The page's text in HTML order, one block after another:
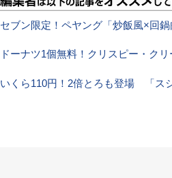
セブン限定！ペヤング「炒飯風×回
ドーナツ1個無料！クリスピー・ク
いくら110円！2倍とろも登場 「ス